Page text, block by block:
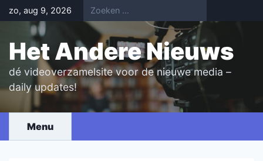
Skip
to
content
zo, aug 9, 2026
Het Andere Nieuws
dé videoverzamelsite voor de nieuwe media –
daily updates!
Menu